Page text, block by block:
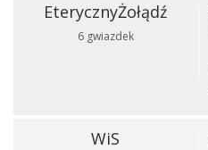
EterycznyŻołądź
6 gwiazdek
WiS